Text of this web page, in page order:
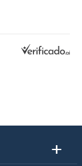
amplificador,
+